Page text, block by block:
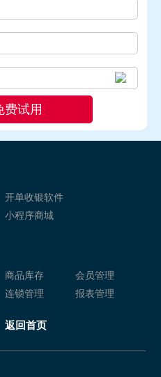
开单收银软件
小程序商城
商品库存
会员管理
连锁管理 报表管理
返回首页